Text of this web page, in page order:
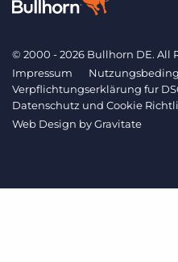
© 2000 - 2026 Bullhorn DE. All
Impressum
Verpflichtungserklärung fur
Datenschutz und Cookie
Web Design byGravitate